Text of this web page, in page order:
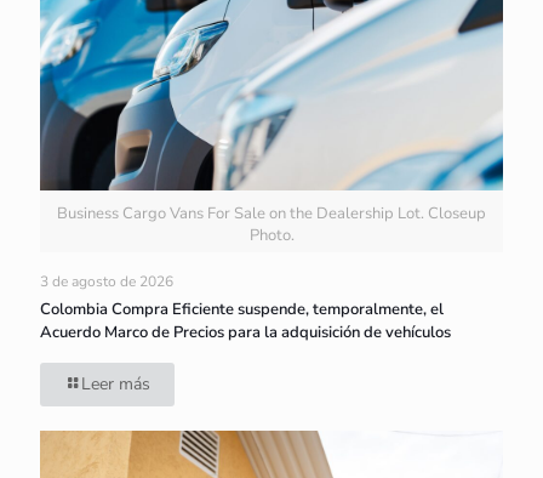
Business Cargo Vans For Sale on the Dealership Lot. Closeup
Photo.
3 de agosto de 2026
Colombia Compra Eficiente suspende, temporalmente, el
Acuerdo Marco de Precios para la adquisición de vehículos
Leer más